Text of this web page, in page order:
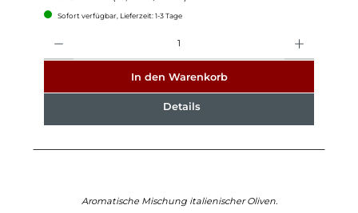
Sofort verfügbar, Lieferzeit: 1-3 Tage
In den Warenkorb
Details
Aromatische Mischung italienischer Oliven.